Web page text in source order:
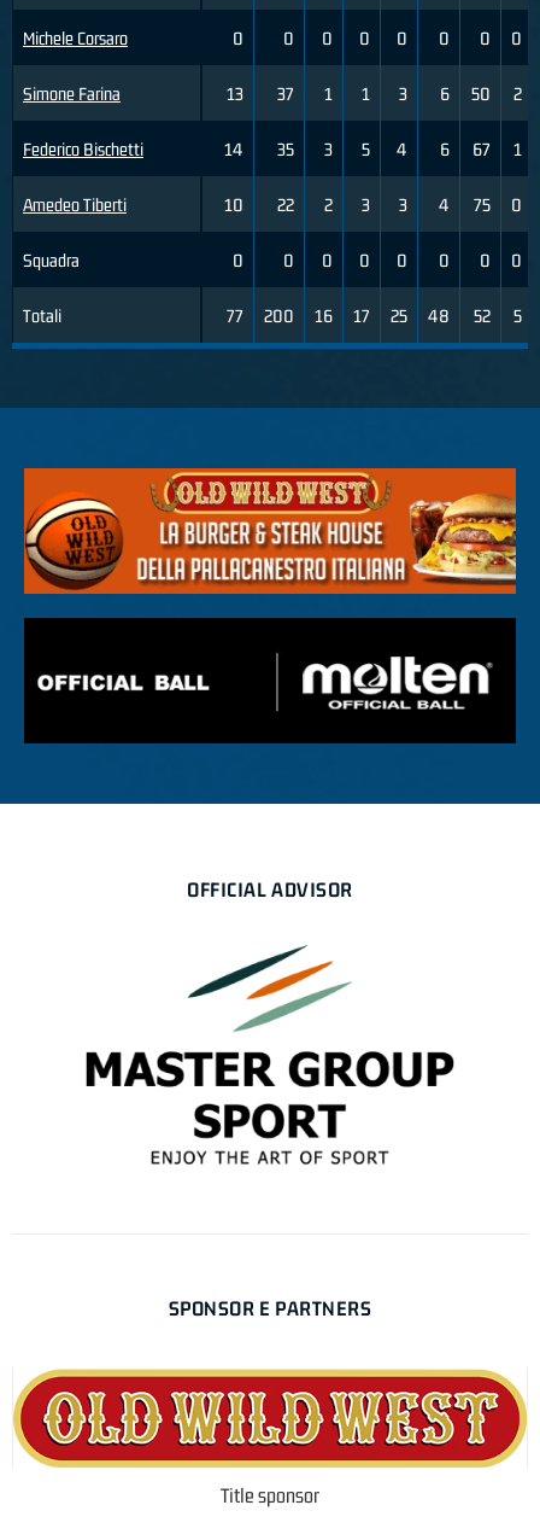
Michele Corsaro
Simone Farina
Federico Bischetti
Amedeo Tiberti
Squadra
Totali
0 0 0 0 0 0 0 0
13 37 1 1 3 6 50 2
14 35 3 5 4 6 67 1
10 22 2 3 3 4 75 0
0 0 0 0 0 0 0 0
77 200 16 17 25 48 52 5
OFFICIAL ADVISOR
SPONSOR E PARTNERS
Title sponsor